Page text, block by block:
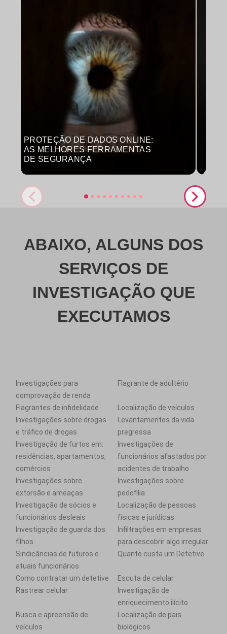
PROTEÇÃO DE DADOS ONLINE:
AS MELHORES FERRAMENTAS
DE SEGURANÇA
ABAIXO, ALGUNS DOS
SERVIÇOS DE
INVESTIGAÇÃO QUE
EXECUTAMOS
Investigações para
comprovação de renda
Flagrante de adultério
Flagrantes de infidelidade
Localização de veículos
Investigações sobre drogas
e tráfico de drogas
Levantamentos da vida
pregressa
Investigação de furtos em:
residências, apartamentos,
comércios
Investigações de
funcionários afastados por
acidentes de trabalho
Investigações sobre
extorsão e ameaças
Investigações sobre
pedofilia
Investigação de sócios e
funcionários desleais
Localização de pessoas
físicas e jurídicas
Investigação de guarda dos
filhos
Infiltrações em empresas
para descobrir algo irregular
Sindicâncias de futuros e
atuais funcionários
Quanto custa um Detetive
Como contratar um detetive
Escuta de celular
Rastrear celular
Investigação de
enriquecimento ilícito
Busca e apreensão de
veículos
Localização de pais
biológicos